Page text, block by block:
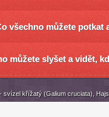
všechno můžete potkat
můžete slyšet a vidět,
svízel křížatý (Galium cruciata),